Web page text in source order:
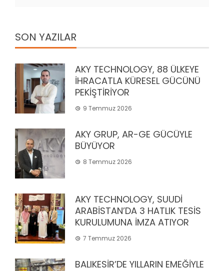
SON YAZILAR
AKY TECHNOLOGY, 88 ÜLKEYE
İHRACATLA KÜRESEL GÜCÜNÜ
PEKİŞTİRİYOR
9 Temmuz 2026
AKY GRUP, AR-GE GÜCÜYLE
BÜYÜYOR
8 Temmuz 2026
AKY TECHNOLOGY, SUUDİ
ARABİSTAN’DA 3 HATLIK TESİS
KURULUMUNA İMZA ATIYOR
7 Temmuz 2026
BALIKESİR’DE YILLARIN EMEĞİYLE